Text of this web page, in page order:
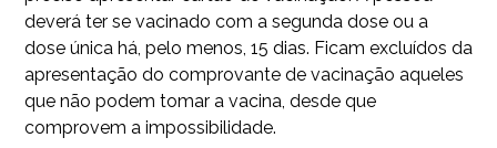
deverá ter se vacinado com a segunda dose ou a
dose única há, pelo menos, 15 dias. Ficam excluídos da
apresentação do comprovante de vacinação aqueles
que não podem tomar a vacina, desde que
comprovem a impossibilidade.